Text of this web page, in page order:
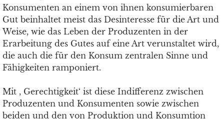
Konsumenten an einem von ihnen konsumierbaren
Gut beinhaltet meist das Desinteresse für die Art und
Weise, wie das Leben der Produzenten in der
Erarbeitung des Gutes auf eine Art verunstaltet wird,
die auch die für den Konsum zentralen Sinne und
Fähigkeiten ramponiert.
Mit , Gerechtigkeit‘ ist diese Indifferenz zwischen
Produzenten und Konsumenten sowie zwischen
beiden und den von Produktion und Konsumtion